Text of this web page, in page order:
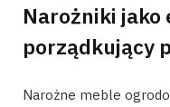
Narożniki jako
porządkujący
Narożne meble